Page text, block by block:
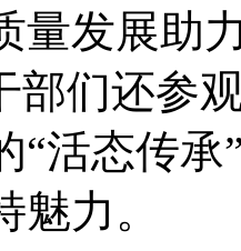
量发展助
部们还参
“活态传
力。